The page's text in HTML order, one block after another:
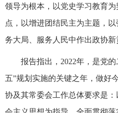
领导为根本，以党史学习教育
点，以增进团结民主为主题，
务大局、服务人民中作出政协新
报告指出，2022年，是党
五”规划实施的关键之年，做好
协及其常委会工作总体要求是